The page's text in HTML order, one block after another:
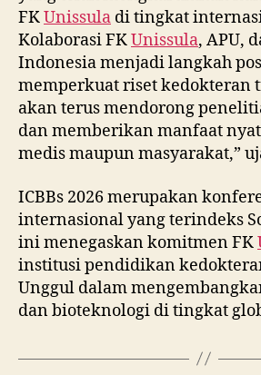
FKUnissula di tingkat
Kolaborasi FKUnissula, APU,
Indonesia menjadi langkah
memperkuat riset kedokteran
akan terus mendorong
dan memberikan manfaat
medis maupun masyarakat,”
ICBBs 2026 merupakan
internasional yang terindeks
ini menegaskan komitmen FK
institusi pendidikan
Unggul dalam
dan bioteknologi di tingkat